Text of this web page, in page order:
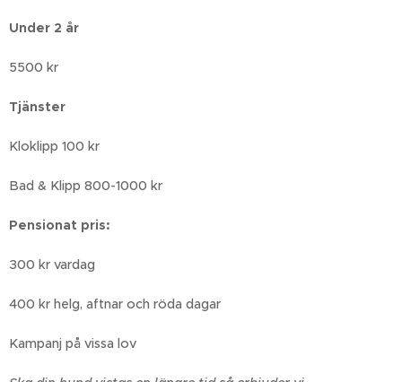
Under 2 år
5500 kr
Tjänster
Kloklipp 100 kr
Bad & Klipp 800-1000 kr
Pensionat pris:
300 kr vardag
400 kr helg, aftnar och röda dagar
Kampanj på vissa lov